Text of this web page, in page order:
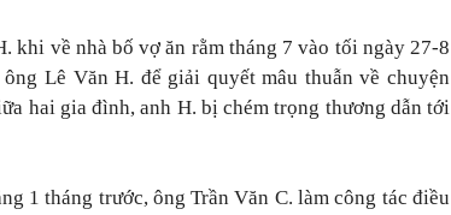
khi về nhà bố vợ ăn rằm tháng 7 vào tối ngày 27-8
Lê Văn H. để giải quyết mâu thuẫn về chuyện
hai gia đình, anh H. bị chém trọng thương dẫn tới
1 tháng trước, ông Trần Văn C. làm công tác điều